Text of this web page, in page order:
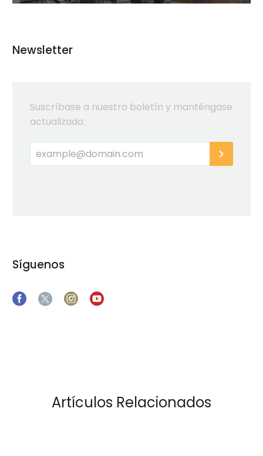
Newsletter
Suscríbase a nuestro boletín y manténgase
actualizado:
Síguenos
Artículos Relacionados